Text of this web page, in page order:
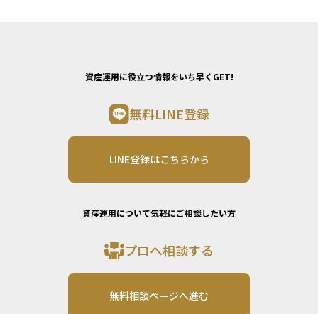
資産運用に役立つ情報をいち早くGET!
無料LINE登録
LINE登録はこちらから
資産運用について気軽にご相談したい方
プロへ相談する
無料相談ページへ進む